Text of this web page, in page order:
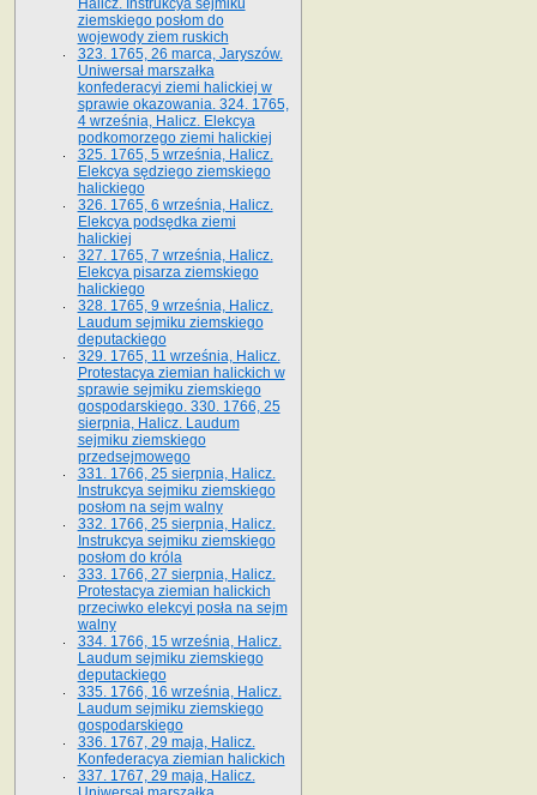
Halicz. Instrukcya sejmiku
ziemskiego posłom do
wojewody ziem ruskich
323. 1765, 26 marca, Jaryszów.
Uniwersał marszałka
konfederacyi ziemi halickiej w
sprawie okazowania. 324. 1765,
4 września, Halicz. Elekcya
podkomorzego ziemi halickiej
325. 1765, 5 września, Halicz.
Elekcya sędziego ziemskiego
halickiego
326. 1765, 6 września, Halicz.
Elekcya podsędka ziemi
halickiej
327. 1765, 7 września, Halicz.
Elekcya pisarza ziemskiego
halickiego
328. 1765, 9 września, Halicz.
Laudum sejmiku ziemskiego
deputackiego
329. 1765, 11 września, Halicz.
Protestacya ziemian halickich w
sprawie sejmiku ziemskiego
gospodarskiego. 330. 1766, 25
sierpnia, Halicz. Laudum
sejmiku ziemskiego
przedsejmowego
331. 1766, 25 sierpnia, Halicz.
Instrukcya sejmiku ziemskiego
posłom na sejm walny
332. 1766, 25 sierpnia, Halicz.
Instrukcya sejmiku ziemskiego
posłom do króla
333. 1766, 27 sierpnia, Halicz.
Protestacya ziemian halickich
przeciwko elekcyi posła na sejm
walny
334. 1766, 15 września, Halicz.
Laudum sejmiku ziemskiego
deputackiego
335. 1766, 16 września, Halicz.
Laudum sejmiku ziemskiego
gospodarskiego
336. 1767, 29 maja, Halicz.
Konfederacya ziemian halickich
337. 1767, 29 maja, Halicz.